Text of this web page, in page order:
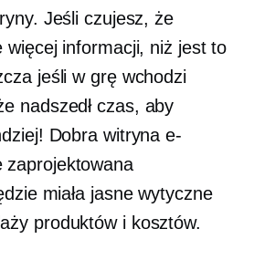
Jeśli czujesz, że
więcej informacji, niż jest to
jeśli w grę wchodzi
nadszedł czas, aby
Dobra witryna e-
zaprojektowana
miała jasne wytyczne
produktów i kosztów.